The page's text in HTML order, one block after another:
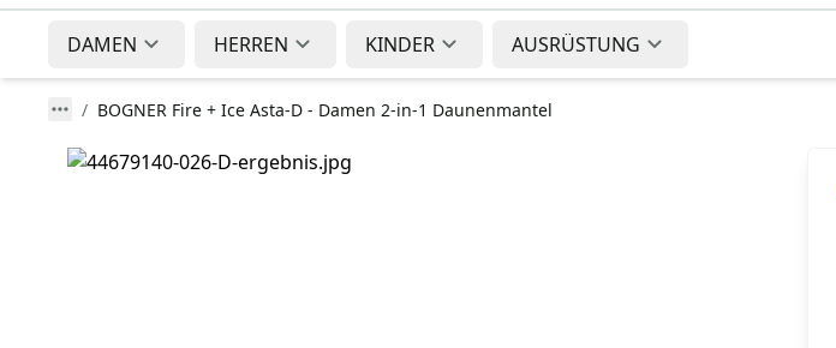
DAMEN HERREN KINDER AUSRÜSTUNG
BOGNER Fire + Ice Asta-D - Damen 2-in-1 Daunenmantel